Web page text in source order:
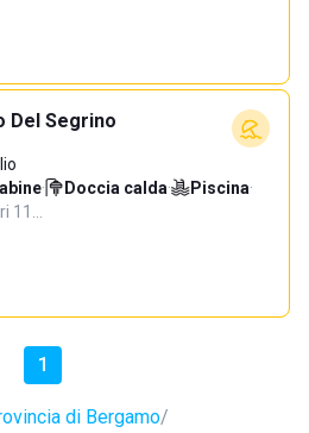
Del Segrino
· Doccia calda· Piscina·
11…
1
di Bergamo